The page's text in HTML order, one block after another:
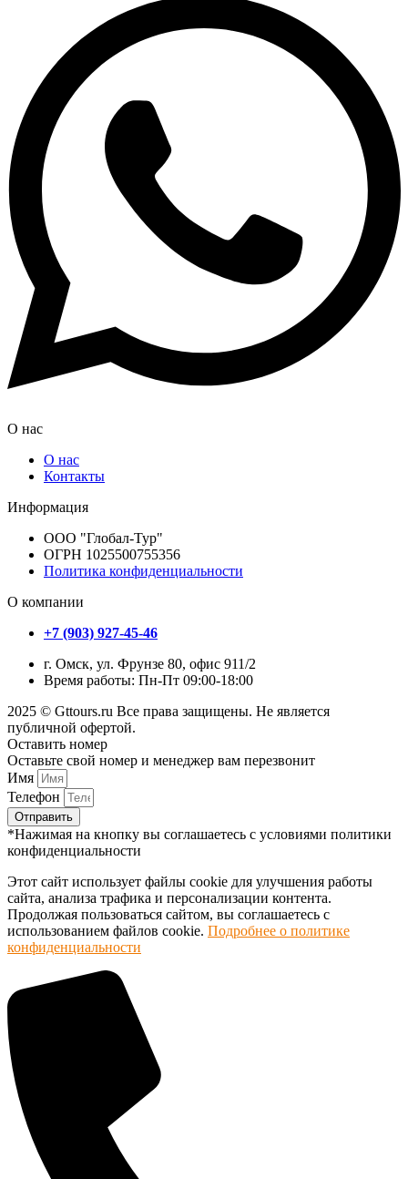
О нас
О нас
Контакты
Информация
ООО "Глобал-Тур"
ОГРН 1025500755356
Политика конфиденциальности
О компании
+7 (903) 927-45-46
г. Омск, ул. Фрунзе 80, офис 911/2
Время работы: Пн-Пт 09:00-18:00
2025 © Gttours.ru Все права защищены. Не является
публичной офертой.
Оставить номер
Оставьте свой номер и менеджер вам перезвонит
Имя
Телефон
Отправить
*Нажимая на кнопку вы соглашаетесь с условиями политики
конфиденциальности
Этот сайт использует файлы cookie для улучшения работы
сайта, анализа трафика и персонализации контента.
Продолжая пользоваться сайтом, вы соглашаетесь с
использованием файлов cookie. Подробнее о политике
конфиденциальности